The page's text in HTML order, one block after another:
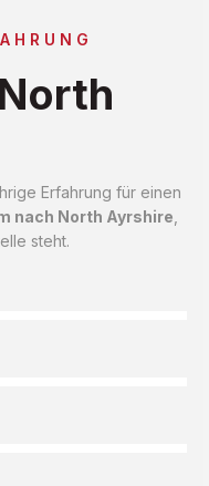
Erfahrung für einen
nach North Ayrshire
steht.